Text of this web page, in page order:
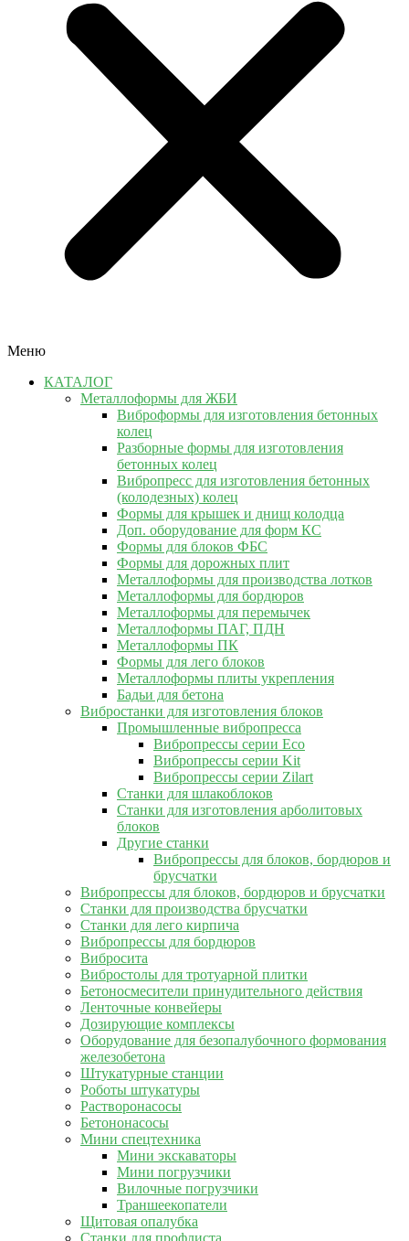
Меню
КАТАЛОГ
Металлоформы для ЖБИ
Виброформы для изготовления бетонных
колец
Разборные формы для изготовления
бетонных колец
Вибропресс для изготовления бетонных
(колодезных) колец
Формы для крышек и днищ колодца
Доп. оборудование для форм КС
Формы для блоков ФБС
Формы для дорожных плит
Металлоформы для производства лотков
Металлоформы для бордюров
Металлоформы для перемычек
Металлоформы ПАГ, ПДН
Металлоформы ПК
Формы для лего блоков
Металлоформы плиты укрепления
Бадьи для бетона
Вибростанки для изготовления блоков
Промышленные вибропресса
Вибропрессы серии Eco
Вибропрессы серии Kit
Вибропрессы серии Zilart
Станки для шлакоблоков
Станки для изготовления арболитовых
блоков
Другие станки
Вибропрессы для блоков, бордюров и
брусчатки
Вибропрессы для блоков, бордюров и брусчатки
Станки для производства брусчатки
Станки для лего кирпича
Вибропрессы для бордюров
Вибросита
Вибростолы для тротуарной плитки
Бетоносмесители принудительного действия
Ленточные конвейеры
Дозирующие комплексы
Оборудование для безопалубочного формования
железобетона
Штукатурные станции
Роботы штукатуры
Растворонасосы
Бетононасосы
Мини спецтехника
Мини экскаваторы
Мини погрузчики
Вилочные погрузчики
Траншеекопатели
Щитовая опалубка
Станки для профлиста